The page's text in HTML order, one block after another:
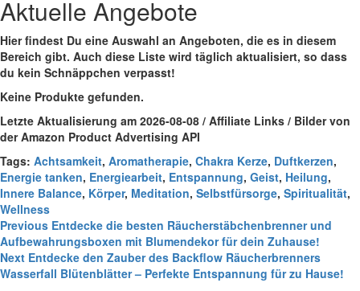
Aktuelle Angebote
Hier findest Du eine Auswahl an Angeboten, die es in diesem
Bereich gibt. Auch diese Liste wird täglich aktualisiert, so dass
du kein Schnäppchen verpasst!
Keine Produkte gefunden.
Letzte Aktualisierung am 2026-08-08 / Affiliate Links / Bilder von
der Amazon Product Advertising API
Tags: Achtsamkeit, Aromatherapie, Chakra Kerze, Duftkerzen,
Energie tanken, Energiearbeit, Entspannung, Geist, Heilung,
Innere Balance, Körper, Meditation, Selbstfürsorge, Spiritualität,
Wellness
Continue
Reading
Previous Entdecke die besten Räucherstäbchenbrenner und
Aufbewahrungsboxen mit Blumendekor für dein Zuhause!
Next Entdecke den Zauber des Backflow Räucherbrenners
Wasserfall Blütenblätter – Perfekte Entspannung für zu Hause!